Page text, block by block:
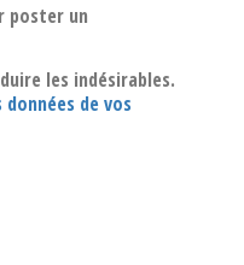
poster un
les indésirables.
de vos